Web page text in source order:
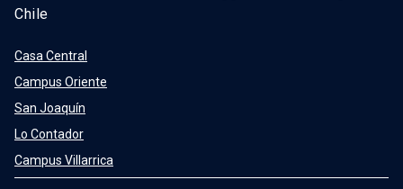
Chile
Casa Central
Campus Oriente
San Joaquín
Lo Contador
Campus Villarrica